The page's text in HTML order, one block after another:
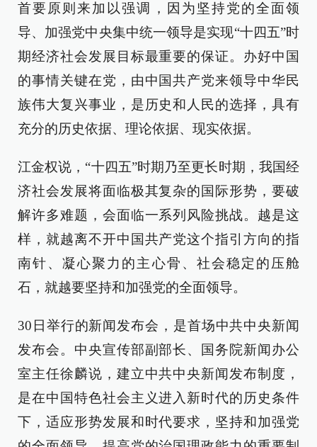
首要原则来加以强调，因为坚持党的全面领
导、加强党中央集中统一领导是实现“十四五”时
期经济社会发展目标最重要的保证。办好中国
的事情关键在党，由中国共产党来领导中华民
族伟大复兴事业，是历史和人民的选择，具有
充分的历史依据、理论依据、现实依据。
江金权说，“十四五”时期乃至更长时期，我国经
济社会发展将面临极其复杂的国际形势，要破
解许多难题，会面临一系列风险挑战。越是这
样，就越离不开中国共产党这个指引方向的指
南针、凝心聚力的主心骨、社会稳定的压舱
石，就越要坚持和加强党的全面领导。
30日举行的新闻发布会，是首场中共中央新闻
发布会。中央宣传部副部长、国务院新闻办公
室主任徐麟说，建立中共中央新闻发布制度，
是在中国特色社会主义进入新时代的历史条件
下，适应形势发展和时代要求，坚持和加强党